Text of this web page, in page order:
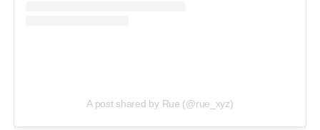
A post shared by Rue (@rue_xyz)